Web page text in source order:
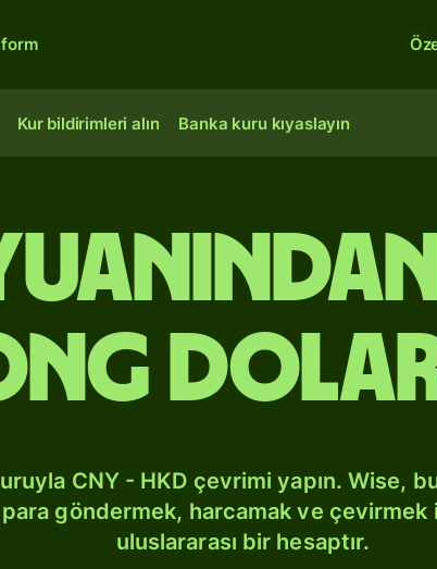
Kur bildirimleri alın Banka kuru kıyaslayın
CNY - HKD çevrimi yapın. Wise,
göndermek, harcamak ve çevirmek
uluslararası bir hesaptır.